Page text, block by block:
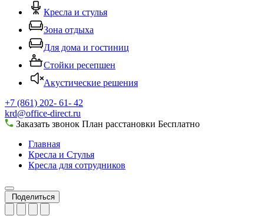
Кресла и стулья
Зона отдыха
Для дома и гостиниц
Стойки ресепшен
Акустические решения
+7 (861) 202- 61- 42
krd@office-direct.ru
Заказать звонок План расстановки Бесплатно
Главная
Кресла и Стулья
Кресла для сотрудников
Поделиться